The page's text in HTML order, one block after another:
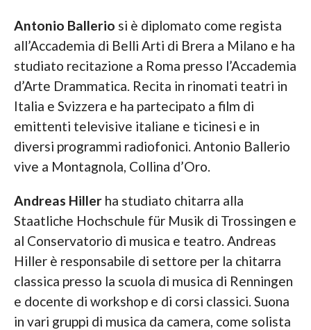
Antonio Ballerio si è diplomato come regista
all’Accademia di Belli Arti di Brera a Milano e ha
studiato recitazione a Roma presso l’Accademia
d’Arte Drammatica. Recita in rinomati teatri in
Italia e Svizzera e ha partecipato a film di
emittenti televisive italiane e ticinesi e in
diversi programmi radiofonici. Antonio Ballerio
vive a Montagnola, Collina d’Oro.
Andreas Hiller ha studiato chitarra alla
Staatliche Hochschule für Musik di Trossingen e
al Conservatorio di musica e teatro. Andreas
Hiller è responsabile di settore per la chitarra
classica presso la scuola di musica di Renningen
e docente di workshop e di corsi classici. Suona
in vari gruppi di musica da camera, come solista